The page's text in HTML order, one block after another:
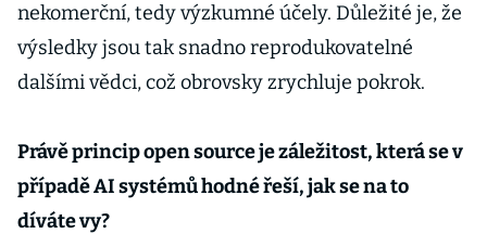
nekomerční, tedy výzkumné účely. Důležité je, že
výsledky jsou tak snadno reprodukovatelné
dalšími vědci, což obrovsky zrychluje pokrok.
Právě princip open source je záležitost, která se v
případě AI systémů hodné řeší, jak se na to
díváte vy?